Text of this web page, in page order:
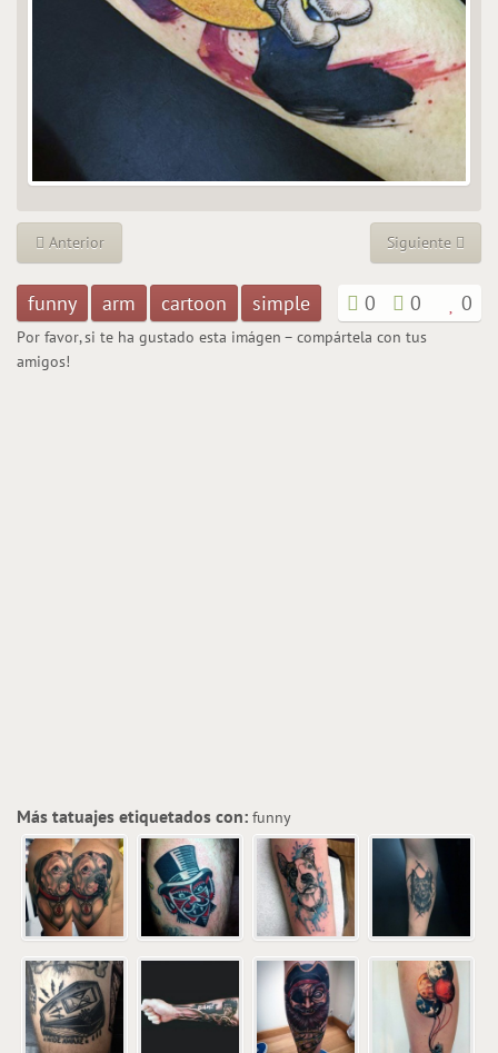
Anterior Siguiente
funny arm cartoon simple 0 0 0
Por favor, si te ha gustado esta imágen – compártela con tus
amigos!
Más tatuajes etiquetados con: funny